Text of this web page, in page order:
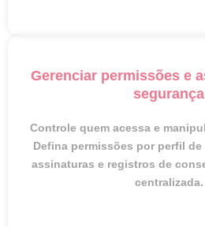
Gerenciar permissões e
segurança
Controle quem acessa e
Defina permissões por perfil
assinaturas e registros de
centralizada.